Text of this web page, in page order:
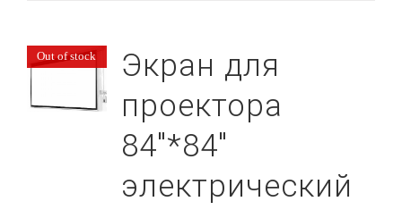
Out of stock
Экран для
проектора
84″*84″
электрический